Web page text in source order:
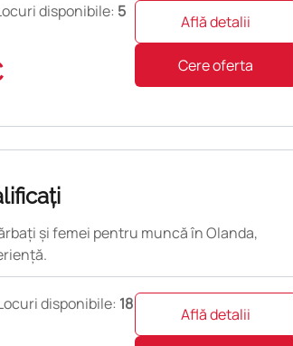
disponibile: 5
Află detalii
Cere oferta
și femei pentru muncă în Olanda,
disponibile: 18
Află detalii